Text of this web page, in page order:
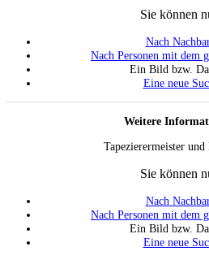
Sie können
Nach
Nach Personen mit dem
Ein Bild bzw.
Eine neue
Weitere
Tapezierermeister und
Sie können
Nach
Nach Personen mit dem
Ein Bild bzw.
Eine neue